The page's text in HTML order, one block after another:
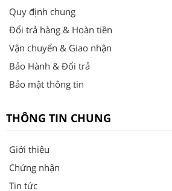
Quy định chung
Đổi trả hàng & Hoàn tiền
Vận chuyển & Giao nhận
Bảo Hành & Đổi trả
Bảo mật thông tin
THÔNG TIN CHUNG
Giới thiệu
Chứng nhận
Tin tức